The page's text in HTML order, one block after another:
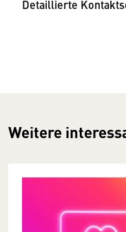
Detaillierte
Weitere